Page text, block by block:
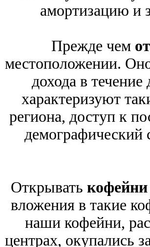
амортизацию и
Прежде чем
местоположении.
дохода в
характеризуют
региона, доступ к
демографический
Открывать кофейни
вложения в такие
наши кофейни,
центрах, окупались